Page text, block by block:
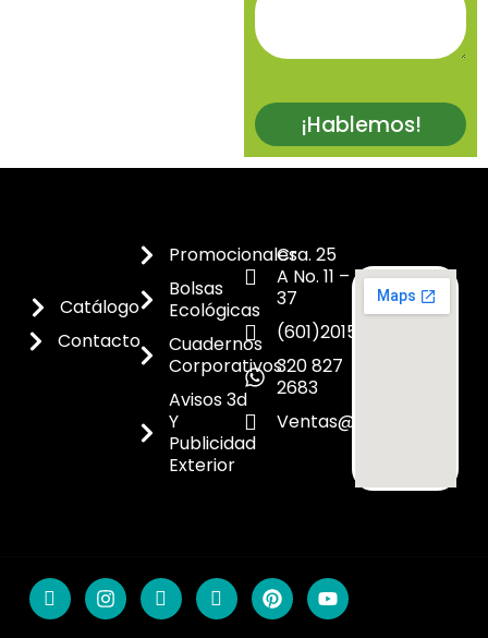
¡Hablemos!
Catálogo
Contacto
Promocionales
Bolsas
Ecológicas
Cuadernos
Corporativos
Avisos 3d
Y
Publicidad
Exterior
Cra. 25
A No. 11 –
37
(601)2015300
320 827
2683
Ventas@dicoes.co